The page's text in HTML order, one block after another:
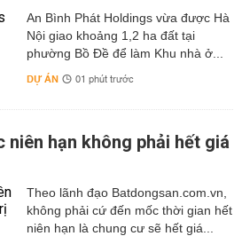
An Bình Phát Holdings vừa được Hà
Nội giao khoảng 1,2 ha đất tại
phường Bồ Đề để làm Khu nhà ở...
DỰ ÁN 01 phút trước
niên hạn không phải hết giá
Theo lãnh đạo Batdongsan.com.vn,
không phải cứ đến mốc thời gian hết
niên hạn là chung cư sẽ hết giá...